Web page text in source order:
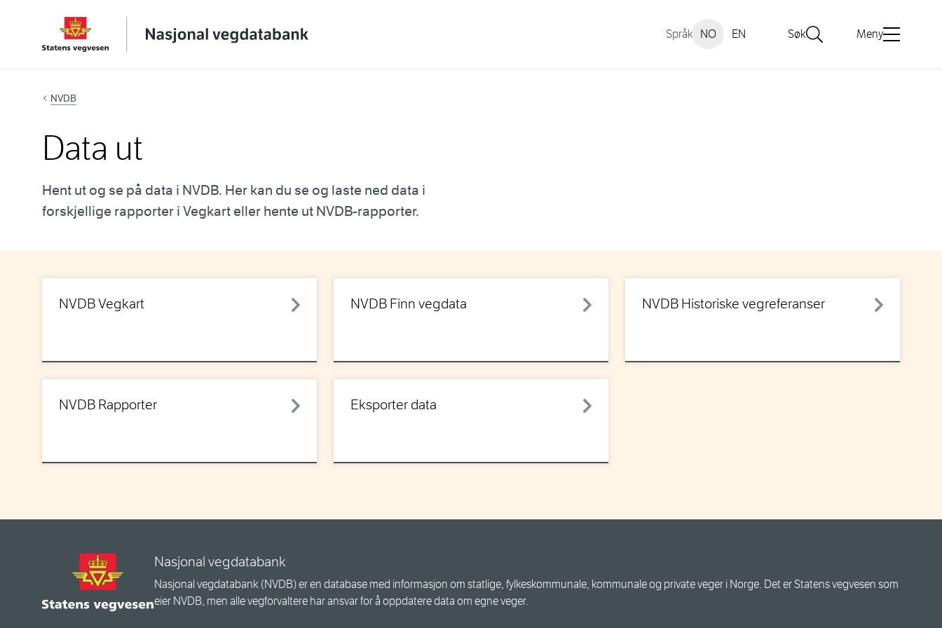
Hopp til innhold
Språk NO EN Søk Meny
NVDB
Data ut
Hent ut og se på data i NVDB. Her kan du se og laste ned data i
forskjellige rapporter i Vegkart eller hente ut NVDB-rapporter.
NVDB Vegkart NVDB Finn vegdata NVDB Historiske vegreferanser
NVDB Rapporter Eksporter data
Nasjonal vegdatabank
Nasjonal vegdatabank (NVDB) er en database med informasjon om statlige, fylkeskommunale, kommunale og private veger i Norge. Det er Statens vegvesen som
eier NVDB, men alle vegforvaltere har ansvar for å oppdatere data om egne veger.